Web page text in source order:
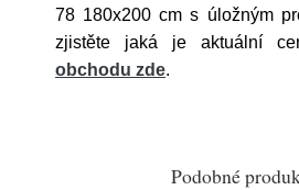
78 180x200 cm s úložným
zjistěte jaká je aktuální
obchodu zde.
Podobné